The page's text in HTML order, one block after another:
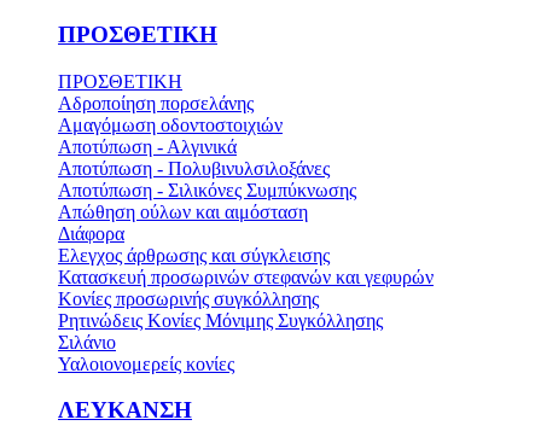
ΠΡΟΣΘΕΤΙΚΗ
ΠΡΟΣΘΕΤΙΚΗ
Αδροποίηση πορσελάνης
Αμαγόμωση οδοντοστοιχιών
Αποτύπωση - Αλγινικά
Αποτύπωση - Πολυβινυλσιλοξάνες
Αποτύπωση - Σιλικόνες Συμπύκνωσης
Απώθηση ούλων και αιμόσταση
Διάφορα
Ελεγχος άρθρωσης και σύγκλεισης
Κατασκευή προσωρινών στεφανών και γεφυρών
Κονίες προσωρινής συγκόλλησης
Ρητινώδεις Κονίες Μόνιμης Συγκόλλησης
Σιλάνιο
Υαλοιονομερείς κονίες
ΛΕΥΚΑΝΣΗ